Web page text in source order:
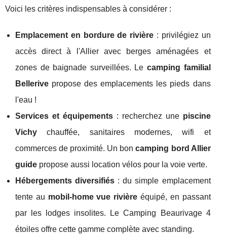
Voici les critères indispensables à considérer :
Emplacement en bordure de rivière : privilégiez un
accès direct à l'Allier avec berges aménagées et
zones de baignade surveillées. Le camping familial
Bellerive propose des emplacements les pieds dans
l'eau !
Services et équipements: recherchez une piscine
Vichy chauffée, sanitaires modernes, wifi et
commerces de proximité. Un boncamping bord Allier
guide propose aussi location vélos pour la voie verte.
Hébergements diversifiés : du simple emplacement
tente au mobil-home vue rivière équipé, en passant
par les lodges insolites. Le Camping Beaurivage 4
étoiles offre cette gamme complète avec standing.